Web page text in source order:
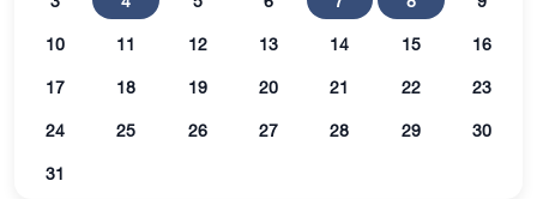
10 11 12 13 14 15 16
17 18 19 20 21 22 23
24 25 26 27 28 29 30
31